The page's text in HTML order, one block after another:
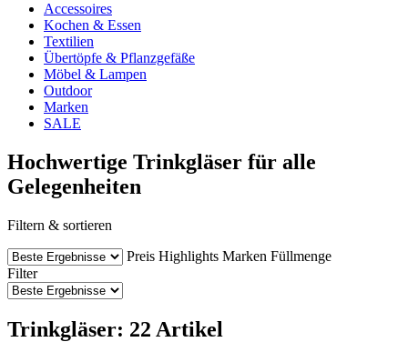
Accessoires
Kochen & Essen
Textilien
Übertöpfe & Pflanzgefäße
Möbel & Lampen
Outdoor
Marken
SALE
Hochwertige Trinkgläser für alle
Gelegenheiten
Filtern & sortieren
Preis Highlights Marken Füllmenge
Filter
Trinkgläser: 22 Artikel